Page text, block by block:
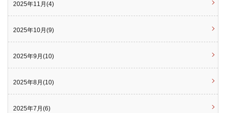
2025年11月(4)
2025年10月(9)
2025年9月(10)
2025年8月(10)
2025年7月(6)